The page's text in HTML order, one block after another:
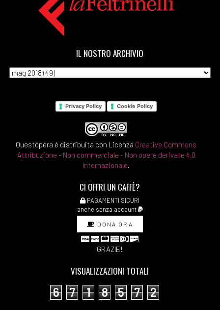
IL NOSTRO ARCHIVIO
Privacy Policy Cookie Policy
Quest'opera è distribuita con Licenza Creative Commons
Attribuzione - Non commerciale - Non opere derivate 4.0
Internazionale
CI OFFRI UN CAFFÈ?
PAGAMENTI SICURI
anche senza account
DONA ORA
GRAZIE!
VISUALIZZAZIONI TOTALI
6 7 1 8 5 7 2